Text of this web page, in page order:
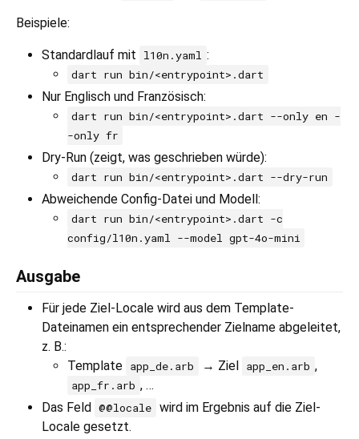
Beispiele:
Standardlauf mit l10n.yaml :
dart run bin/<entrypoint>.dart
Nur Englisch und Französisch:
dart run bin/<entrypoint>.dart --only en -
-only fr
Dry-Run (zeigt, was geschrieben würde):
dart run bin/<entrypoint>.dart --dry-run
Abweichende Config-Datei und Modell:
dart run bin/<entrypoint>.dart -c
config/l10n.yaml --model gpt-4o-mini
Ausgabe
Für jede Ziel-Locale wird aus dem Template-
Dateinamen ein entsprechender Zielname abgeleitet,
z. B.:
Template app_de.arb → Ziel app_en.arb ,
app_fr.arb , …
Das Feld
@@locale wird im Ergebnis auf die Ziel-
Locale gesetzt.